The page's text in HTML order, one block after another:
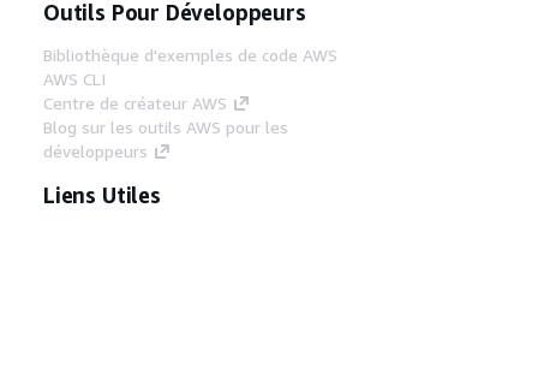
Outils Pour Développeurs
Bibliothèque d'exemples de code AWS
AWS CLI
Centre de créateur AWS
Blog sur les outils AWS pour les
développeurs
Liens Utiles